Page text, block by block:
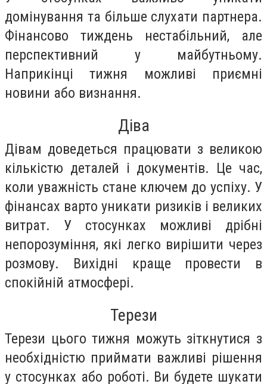
домінування та більше слухати партнера.
Фінансово тиждень нестабільний, але
перспективний у майбутньому.
Наприкінці тижня можливі приємні
новини або визнання.
Діва
Дівам доведеться працювати з великою
кількістю деталей і документів. Це час,
коли уважність стане ключем до успіху. У
фінансах варто уникати ризиків і великих
витрат. У стосунках можливі дрібні
непорозуміння, які легко вирішити через
розмову. Вихідні краще провести в
спокійній атмосфері.
Терези
Терези цього тижня можуть зіткнутися з
необхідністю приймати важливі рішення
у стосунках або роботі. Ви будете шукати